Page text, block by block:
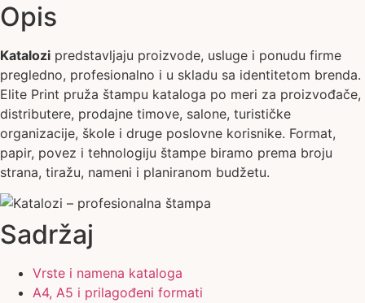
Opis
Katalozi predstavljaju proizvode, usluge i ponudu firme
pregledno, profesionalno i u skladu sa identitetom brenda.
Elite Print pruža štampu kataloga po meri za proizvođače,
distributere, prodajne timove, salone, turističke
organizacije, škole i druge poslovne korisnike. Format,
papir, povez i tehnologiju štampe biramo prema broju
strana, tiražu, nameni i planiranom budžetu.
Sadržaj
Vrste i namena kataloga
A4, A5 i prilagođeni formati